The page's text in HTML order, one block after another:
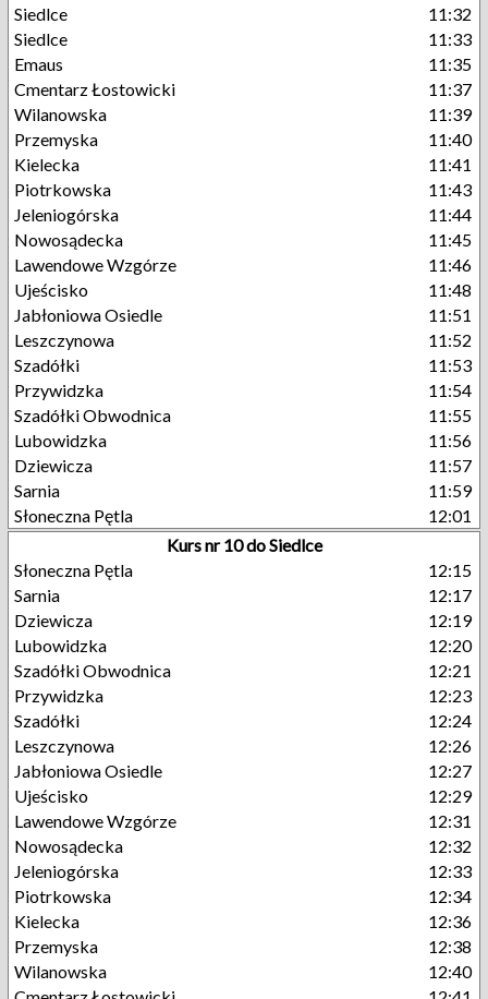
Siedlce
11:32
Siedlce
11:33
Emaus
11:35
Cmentarz Łostowicki
11:37
Wilanowska
11:39
Przemyska
11:40
Kielecka
11:41
Piotrkowska
11:43
Jeleniogórska
11:44
Nowosądecka
11:45
Lawendowe Wzgórze
11:46
Ujeścisko
11:48
Jabłoniowa Osiedle
11:51
Leszczynowa
11:52
Szadółki
11:53
Przywidzka
11:54
Szadółki Obwodnica
11:55
Lubowidzka
11:56
Dziewicza
11:57
Sarnia
11:59
Słoneczna Pętla
12:01
Kurs nr 10 do Siedlce
Słoneczna Pętla
12:15
Sarnia
12:17
Dziewicza
12:19
Lubowidzka
12:20
Szadółki Obwodnica
12:21
Przywidzka
12:23
Szadółki
12:24
Leszczynowa
12:26
Jabłoniowa Osiedle
12:27
Ujeścisko
12:29
Lawendowe Wzgórze
12:31
Nowosądecka
12:32
Jeleniogórska
12:33
Piotrkowska
12:34
Kielecka
12:36
Przemyska
12:38
Wilanowska
12:40